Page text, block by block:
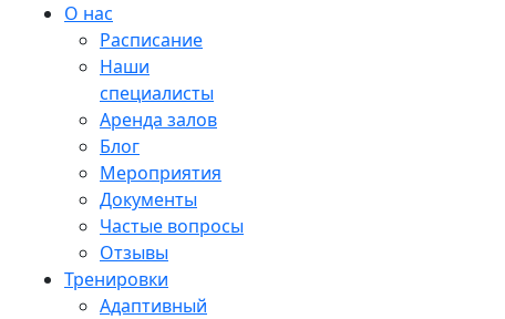
О нас
Расписание
Наши
специалисты
Аренда залов
Блог
Мероприятия
Документы
Частые вопросы
Отзывы
Тренировки
Адаптивный